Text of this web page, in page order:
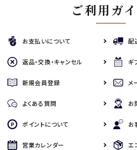
ご利用ガ
お支払いについて 配
返品・交換・キャンセル ギ
新規会員登録 メ
よくある質問 お
ポイントについて お
営業カレンダー エ